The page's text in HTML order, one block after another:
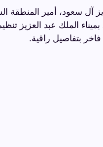
آل سعود، أمير المنطقة
حفل توقيع عقود الخدمات البحرية ضمن برنامج التخصص 2023 بميناء الملك عبد